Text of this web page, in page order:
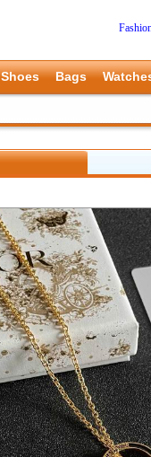
Shoes Bags
上一张